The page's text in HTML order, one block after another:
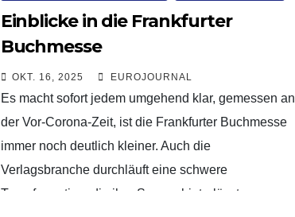
Einblicke in die Frankfurter
Buchmesse
OKT. 16, 2025 EUROJOURNAL
Es macht sofort jedem umgehend klar, gemessen an
der Vor-Corona-Zeit, ist die Frankfurter Buchmesse
immer noch deutlich kleiner. Auch die
Verlagsbranche durchläuft eine schwere
Transformation, die ihre Spuren hinterlässt.